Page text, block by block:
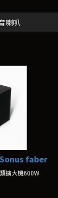
喇叭
faber
擴大機600W